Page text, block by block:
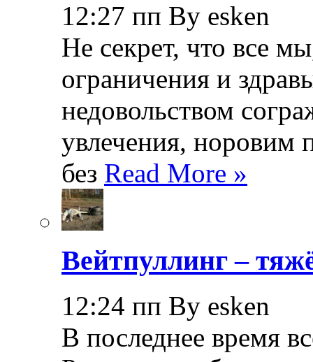
12:27 пп By esken
Не секрет, что все
ограничения и
недовольством
увлечения, норовим
без Read More »
Вейтпуллинг –
12:24 пп By esken
В последнее время